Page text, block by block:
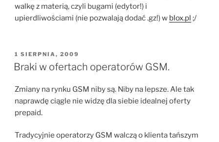
walkę z materią, czyli bugami (edytor!) i
upierdliwościami (nie pozwalają dodać .gz!) w blox.pl ;/
OPUBLIKOWANE
W
1 SIERPNIA, 2009
Braki w ofertach operatorów GSM.
Zmiany na rynku GSM niby są. Niby na lepsze. Ale tak
naprawdę ciągle nie widzę dla siebie idealnej oferty
prepaid.
Tradycyjnie operatorzy GSM walczą o klienta tańszym